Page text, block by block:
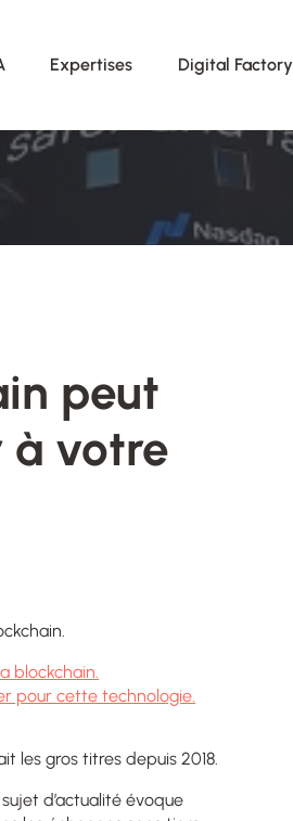
Expertises Digital Factory
peut
à votre
blockchain.
pour cette technologie.
les gros titres depuis 2018.
d’actualité évoque